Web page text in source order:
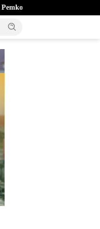
Denda Pajak Daerah